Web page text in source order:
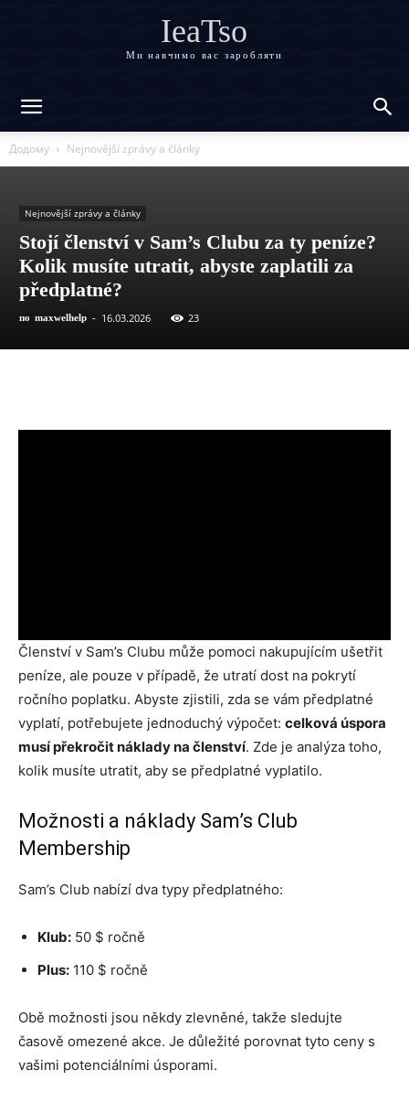
IeaTso
Ми навчимо вас заробляти
Додому Nejnovější zprávy a články
Nejnovější zprávy a články
Stojí členství v Sam’s Clubu za ty peníze?
Kolik musíte utratit, abyste zaplatili za
předplatné?
по maxwelhelp - 16.03.2026 23
Členství v Sam’s Clubu může pomoci nakupujícím ušetřit
peníze, ale pouze v případě, že utratí dost na pokrytí
ročního poplatku. Abyste zjistili, zda se vám předplatné
vyplatí, potřebujete jednoduchý výpočet: celková úspora
musí překročit náklady na členství. Zde je analýza toho,
kolik musíte utratit, aby se předplatné vyplatilo.
Možnosti a náklady Sam’s Club
Membership
Sam’s Club nabízí dva typy předplatného:
Klub: 50 $ ročně
Plus: 110 $ ročně
Obě možnosti jsou někdy zlevněné, takže sledujte
časově omezené akce. Je důležité porovnat tyto ceny s
vašimi potenciálními úsporami.